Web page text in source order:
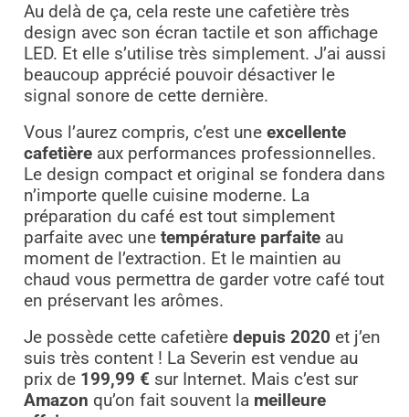
Au delà de ça, cela reste une cafetière très
design avec son écran tactile et son affichage
LED. Et elle s’utilise très simplement. J’ai aussi
beaucoup apprécié pouvoir désactiver le
signal sonore de cette dernière.
Vous l’aurez compris, c’est une excellente
cafetièreaux performances professionnelles.
Le design compact et original se fondera dans
n’importe quelle cuisine moderne. La
préparation du café est tout simplement
parfaite avec une température parfaiteau
moment de l’extraction. Et le maintien au
chaud vous permettra de garder votre café tout
en préservant les arômes.
Je possède cette cafetière depuis 2020 et j’en
suis très content ! La Severin est vendue au
prix de 199,99 € sur Internet. Mais c’est sur
Amazon qu’on fait souvent la meilleure